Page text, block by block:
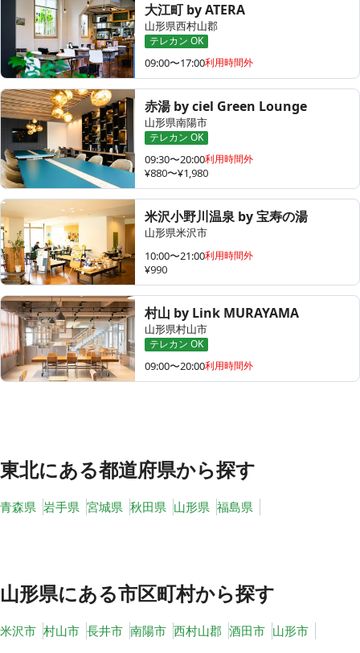
大江町 by ATERA
山形県西村山郡
テレカン OK
09:00〜17:00利用時間外
赤湯 by ciel Green Lounge
山形県南陽市
テレカン OK
09:30〜20:00利用時間外
¥880〜¥1,980
米沢小野川温泉 by 宝寿の湯
山形県米沢市
10:00〜21:00利用時間外
¥990
村山 by Link MURAYAMA
山形県村山市
テレカン OK
09:00〜20:00利用時間外
東北にある都道府県から探す
青森県 岩手県 宮城県 秋田県 山形県 福島県
山形県にある市区町村から探す
米沢市 村山市 長井市 南陽市 西村山郡 酒田市 山形市